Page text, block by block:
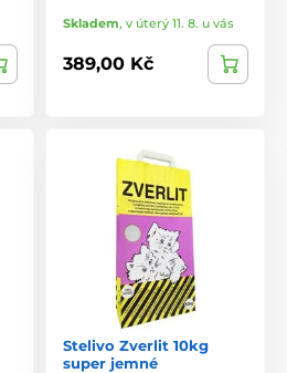
Skladem, v úterý 11. 8. u vás
389,00 Kč
Stelivo Zverlit 10kg
super jemné